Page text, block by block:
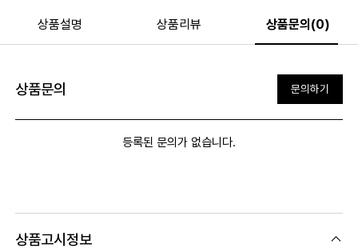
상품설명 상품리뷰 상품문의(0)
상품문의 문의하기
등록된 문의가 없습니다.
상품고시정보